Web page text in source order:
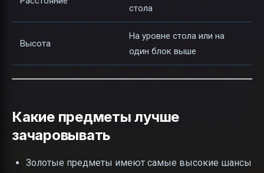
стола
Высота
На уровне стола или на
один блок выше
Какие предметы лучше
зачаровывать
Золотые предметы имеют самые высокие шансы